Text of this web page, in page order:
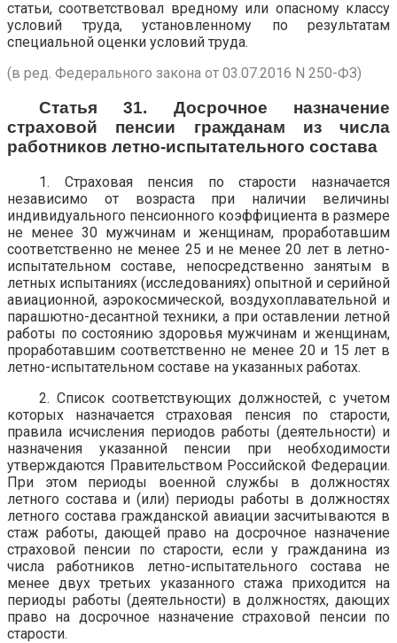
статьи, соответствовал вредному или опасному классу
условий труда, установленному по результатам
специальной оценки условий труда.
(в ред. Федерального закона от 03.07.2016 N 250-ФЗ)
Статья 31. Досрочное назначение
страховой пенсии гражданам из числа
работников летно-испытательного состава
1. Страховая пенсия по старости назначается
независимо от возраста при наличии величины
индивидуального пенсионного коэффициента в размере
не менее 30 мужчинам и женщинам, проработавшим
соответственно не менее 25 и не менее 20 лет в летно-
испытательном составе, непосредственно занятым в
летных испытаниях (исследованиях) опытной и серийной
авиационной, аэрокосмической, воздухоплавательной и
парашютно-десантной техники, а при оставлении летной
работы по состоянию здоровья мужчинам и женщинам,
проработавшим соответственно не менее 20 и 15 лет в
летно-испытательном составе на указанных работах.
2. Список соответствующих должностей, с учетом
которых назначается страховая пенсия по старости,
правила исчисления периодов работы (деятельности) и
назначения указанной пенсии при необходимости
утверждаются Правительством Российской Федерации.
При этом периоды военной службы в должностях
летного состава и (или) периоды работы в должностях
летного состава гражданской авиации засчитываются в
стаж работы, дающей право на досрочное назначение
страховой пенсии по старости, если у гражданина из
числа работников летно-испытательного состава не
менее двух третьих указанного стажа приходится на
периоды работы (деятельности) в должностях, дающих
право на досрочное назначение страховой пенсии по
старости.